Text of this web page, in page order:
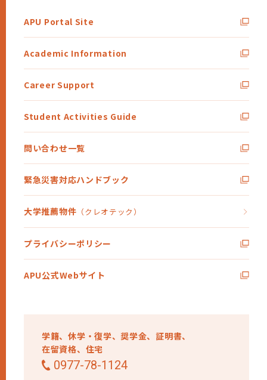
学籍、休学・復学、 奨学金、証明書、
在留資格、 住宅
0977-78-1124
APU Portal Site
Academic Information
Career Support
Student Activities Guide
問い合わせ一覧
緊急災害対応ハンドブック
大学推薦物件 （クレオテック）
プライバシーポリシー
APU公式Webサイト